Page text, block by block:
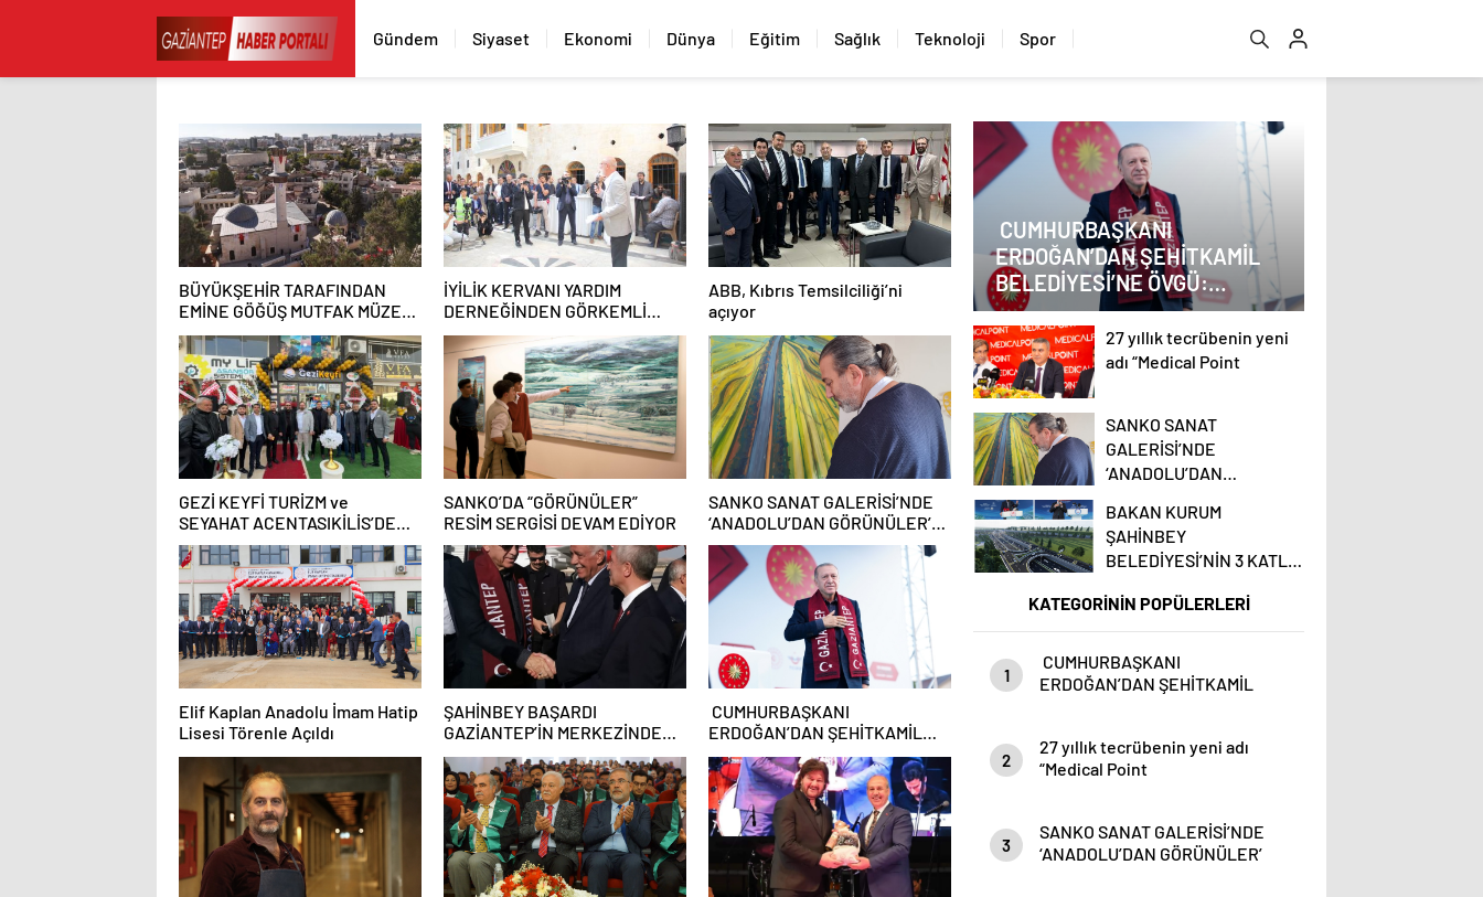
Gündem Siyaset Ekonomi Dünya Eğitim Sağlık Teknoloji Spor
BÜYÜKŞEHİR TARAFINDAN
EMİNE GÖĞÜŞ MUTFAK MÜZESİ
RESTORASYONU TAMAMLANDI
İYİLİK KERVANI YARDIM
DERNEĞİNDEN GÖRKEMLİ
AÇILIŞ TÖRENİ
ABB, Kıbrıs Temsilciliği’ni
açıyor
GEZİ KEYFİ TURİZM ve
SEYAHAT ACENTASIKİLİS’DE
GÖRKEMLİ TÖREN İLE AÇILDI
SANKO’DA “GÖRÜNÜLER”
RESİM SERGİSİ DEVAM EDİYOR
SANKO SANAT GALERİSİ’NDE
‘ANADOLU’DAN GÖRÜNÜLER’
RESİM SERGİSİ
Elif Kaplan Anadolu İmam Hatip
Lisesi Törenle Açıldı
ŞAHİNBEY BAŞARDI
GAZİANTEP’İN MERKEZİNDE
AKILLI ÇÖZÜM
CUMHURBAŞKANI
ERDOĞAN’DAN ŞEHİTKAMİL
BELEDİYESİ’NE ÖVGÜ:
“MEMNUNİYETLE TAKİP
EDİYORUM”
CUMHURBAŞKANI
ERDOĞAN’DAN ŞEHİTKAMİL
BELEDİYESİ’NE ÖVGÜ:
“MEMNUNİYETLE TAKİP
EDİYORUM” 27 yıllık tecrübenin yeni
adı “Medical Point
SANKO SANAT
GALERİSİ’NDE
‘ANADOLU’DAN
SERGİSİ
BAKAN KURUM
ŞAHİNBEY
BELEDİYESİ’NİN 3 KATLI
KAVŞAĞININ TEMELİNİ
ATTI
KATEGORİNİN POPÜLERLERİ
1
CUMHURBAŞKANI
ERDOĞAN’DAN ŞEHİTKAMİL
EDİYORUM”
2
27 yıllık tecrübenin yeni adı
“Medical Point
3
SANKO SANAT GALERİSİ’NDE
‘ANADOLU’DAN GÖRÜNÜLER’